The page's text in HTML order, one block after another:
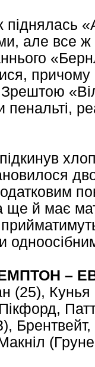
піднялась
але все ж
пенальті,
ще й має
–
(25),
Пікфорд,